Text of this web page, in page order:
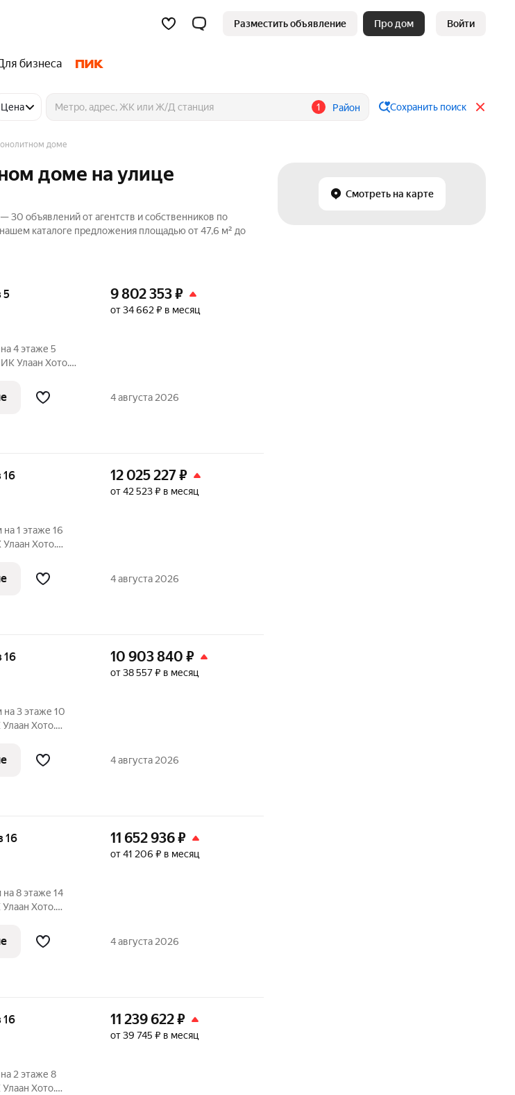
Разместить объявление Про дом Войти
бизнеса
Цена 1 Район Сохранить поиск
Смотреть на карте
доме
доме на улице
30 объявлений от агентств и собственников по
каталоге предложения площадью от 47,6 м² до
5
4 этаже 5
Улаан Хото.
9 802 353₽
от 34 662 ₽ в месяц
4 августа 2026
16
1 этаже 16
Хото.
12 025 227₽
от 42 523 ₽ в месяц
4 августа 2026
16
3 этаже 10
Хото.
10 903 840 ₽
от 38 557 ₽ в месяц
4 августа 2026
16
8 этаже 14
Хото.
11 652 936₽
от 41 206 ₽ в месяц
4 августа 2026
16
2 этаже 8
Хото.
11 239 622₽
от 39 745 ₽ в месяц